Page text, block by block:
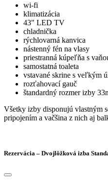
wi-fi
klimatizácia
43" LED TV
chladnička
rýchlovarná kanvica
nástenný fén na vlasy
priestranná kúpeľňa s
samostatná toaleta
vstavané skrine s veľkým
rozťahovací gauč
štandardný rozmer izby
Všetky izby disponujú vlastným
pripojením a vačšina z nich aj
Rezervácia – Dvojlôžková izba